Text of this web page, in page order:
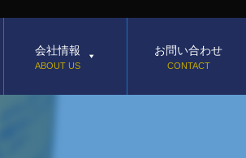
会社情報
ABOUT US
お問い合わせ
CONTACT